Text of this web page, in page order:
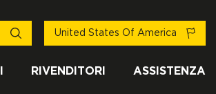
RIVENDITORI ASSISTENZA
United States Of America